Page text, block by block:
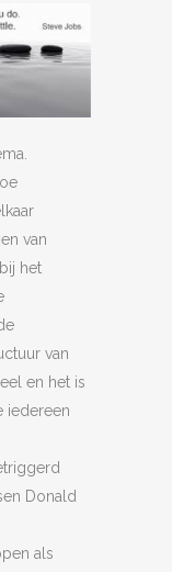
van
het
van
en het is
iedereen
Donald
als